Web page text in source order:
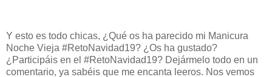
Y esto es todo chicas, ¿Qué os ha parecido mi Manicura
Noche Vieja #RetoNavidad19? ¿Os ha gustado?
¿Participáis en el #RetoNavidad19? Dejármelo todo en un
comentario, ya sabéis que me encanta leeros. Nos vemos